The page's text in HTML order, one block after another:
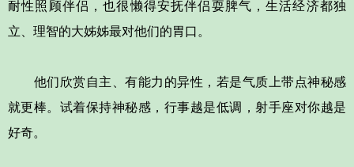
耐性照顾伴侣，也很懒得安抚伴侣耍脾气，生活经济都独
立、理智的大姊姊最对他们的胃口。
他们欣赏自主、有能力的异性，若是气质上带点神秘感
就更棒。试着保持神秘感，行事越是低调，射手座对你越是
好奇。